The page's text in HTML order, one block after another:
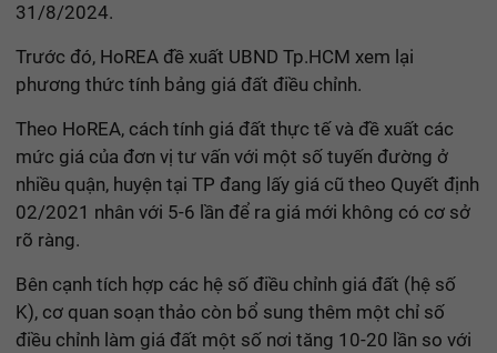
31/8/2024.
Trước đó, HoREA đề xuất UBND Tp.HCM xem lại
phương thức tính bảng giá đất điều chỉnh.
Theo HoREA, cách tính giá đất thực tế và đề xuất các
mức giá của đơn vị tư vấn với một số tuyến đường ở
nhiều quận, huyện tại TP đang lấy giá cũ theo Quyết định
02/2021 nhân với 5-6 lần để ra giá mới không có cơ sở
rõ ràng.
Bên cạnh tích hợp các hệ số điều chỉnh giá đất (hệ số
K), cơ quan soạn thảo còn bổ sung thêm một chỉ số
điều chỉnh làm giá đất một số nơi tăng 10-20 lần so với